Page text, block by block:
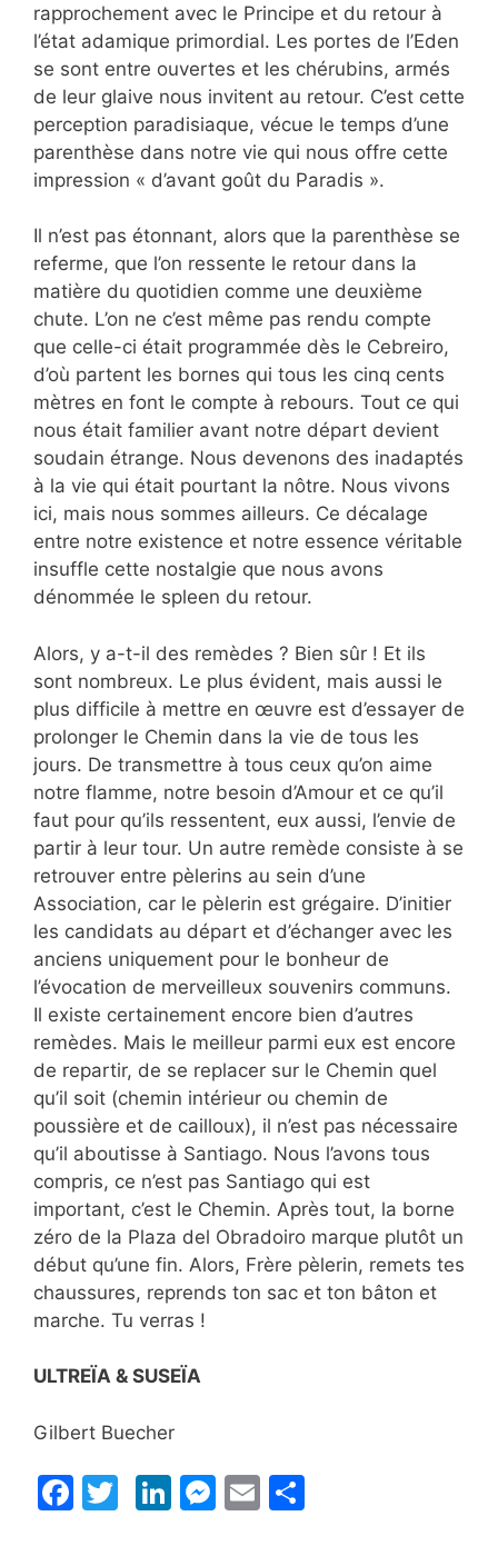
rapprochement avec le Principe et du retour à
l’état adamique primordial. Les portes de l’Eden
se sont entre ouvertes et les chérubins, armés
de leur glaive nous invitent au retour. C’est cette
perception paradisiaque, vécue le temps d’une
parenthèse dans notre vie qui nous offre cette
impression « d’avant goût du Paradis ».
Il n’est pas étonnant, alors que la parenthèse se
referme, que l’on ressente le retour dans la
matière du quotidien comme une deuxième
chute. L’on ne c’est même pas rendu compte
que celle-ci était programmée dès le Cebreiro,
d’où partent les bornes qui tous les cinq cents
mètres en font le compte à rebours. Tout ce qui
nous était familier avant notre départ devient
soudain étrange. Nous devenons des inadaptés
à la vie qui était pourtant la nôtre. Nous vivons
ici, mais nous sommes ailleurs. Ce décalage
entre notre existence et notre essence véritable
insuffle cette nostalgie que nous avons
dénommée le spleen du retour.
Alors, y a-t-il des remèdes ? Bien sûr ! Et ils
sont nombreux. Le plus évident, mais aussi le
plus difficile à mettre en œuvre est d’essayer de
prolonger le Chemin dans la vie de tous les
jours. De transmettre à tous ceux qu’on aime
notre flamme, notre besoin d’Amour et ce qu’il
faut pour qu’ils ressentent, eux aussi, l’envie de
partir à leur tour. Un autre remède consiste à se
retrouver entre pèlerins au sein d’une
Association, car le pèlerin est grégaire. D’initier
les candidats au départ et d’échanger avec les
anciens uniquement pour le bonheur de
l’évocation de merveilleux souvenirs communs.
Il existe certainement encore bien d’autres
remèdes. Mais le meilleur parmi eux est encore
de repartir, de se replacer sur le Chemin quel
qu’il soit (chemin intérieur ou chemin de
poussière et de cailloux), il n’est pas nécessaire
qu’il aboutisse à Santiago. Nous l’avons tous
compris, ce n’est pas Santiago qui est
important, c’est le Chemin. Après tout, la borne
zéro de la Plaza del Obradoiro marque plutôt un
début qu’une fin. Alors, Frère pèlerin, remets tes
chaussures, reprends ton sac et ton bâton et
marche. Tu verras !
ULTREÏA & SUSEÏA
Gilbert Buecher
F
T
Li M E